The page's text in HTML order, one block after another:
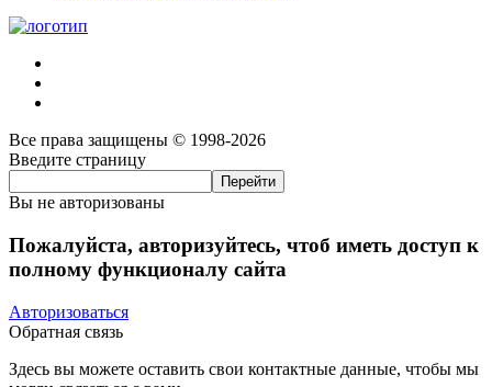
Все права защищены © 1998-2026
Введите страницу
Вы не авторизованы
Пожалуйста, авторизуйтесь, чтоб иметь доступ к
полному функционалу сайта
Авторизоваться
Обратная связь
Здесь вы можете оставить свои контактные данные, чтобы мы